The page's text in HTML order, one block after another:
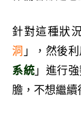
針對這種狀
洞 」，然後
系統 」進行
膽，不想繼續